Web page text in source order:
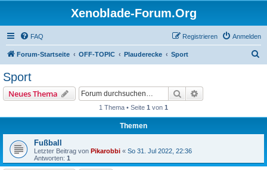
Xenoblade-Forum.Org
FAQ Anmelden
Registrieren
Forum-Startseite OFF-TOPIC Plauderecke Sport
Sport
Neues Thema Suche
1 Thema • Seite 1 von 1
Themen
Fußball
Letzter Beitrag von Pikarobbi « So 31. Jul 2022, 22:36
Antworten: 1